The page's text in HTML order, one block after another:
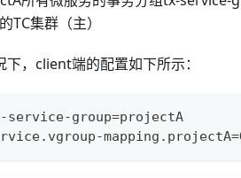
集群（主）
，client端的配置如下所示：
group=projectA